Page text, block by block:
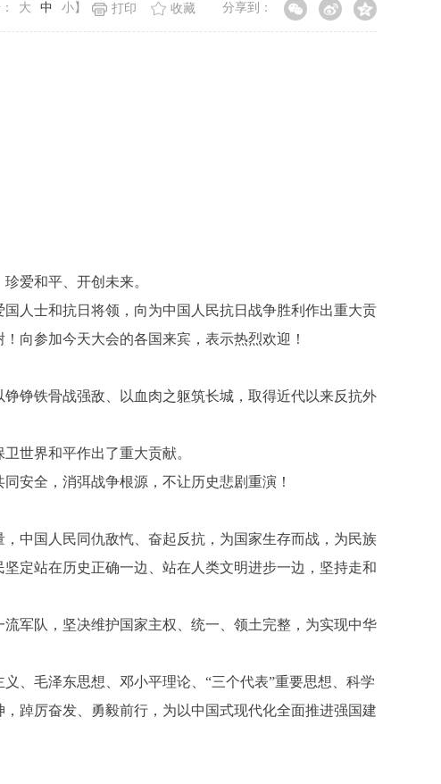
分享到：
大 中 小 】 收藏
打印
爱和平、开创未来。
人士和抗日将领，向为中国人民抗日战争胜利作出重大贡
向参加今天大会的各国来宾，表示热烈欢迎！
铮铁骨战强敌、以血肉之躯筑长城，取得近代以来反抗外
世界和平作出了重大贡献。
安全，消弭战争根源，不让历史悲剧重演！
中国人民同仇敌忾、奋起反抗，为国家生存而战，为民族
定站在历史正确一边、站在人类文明进步一边，坚持走和
军队，坚决维护国家主权、统一、领土完整，为实现中华
毛泽东思想、邓小平理论、“三个代表”重要思想、科学
踔厉奋发、勇毅前行，为以中国式现代化全面推进强国建